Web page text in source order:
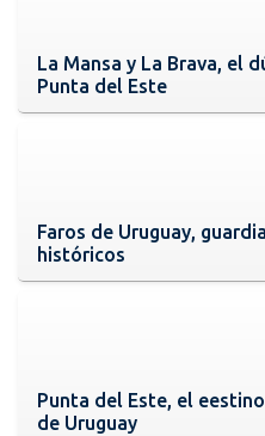
La Mansa y La Brava, el
Punta del Este
Faros de Uruguay,
históricos
Punta del Este, el
de Uruguay